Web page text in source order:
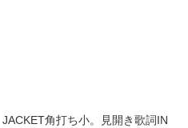
角打ち小。見開き歌詞IN